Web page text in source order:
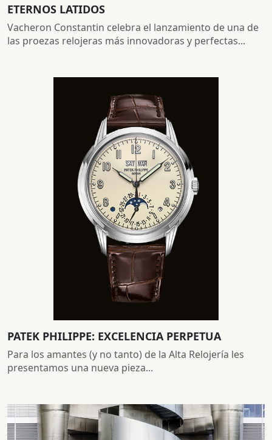
ETERNOS LATIDOS
Vacheron Constantin celebra el lanzamiento de una de
las proezas relojeras más innovadoras y perfectas...
PATEK PHILIPPE: EXCELENCIA PERPETUA
Para los amantes (y no tanto) de la Alta Relojería les
presentamos una nueva pieza...